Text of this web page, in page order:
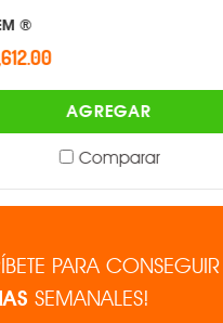
AGREGAR
Comparar
PARA CONSEGUIR
SEMANALES!